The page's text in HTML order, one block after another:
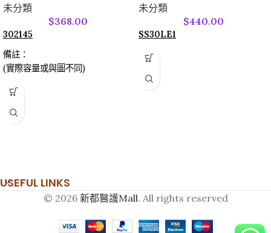
未分類
$368.00
302145
備註：
(實際容量或與圖不同)
未分類
$440.00
SS30LE1
USEFUL LINKS
© 2026 新都醫護Mall. All rights reserved